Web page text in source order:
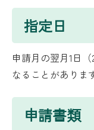
指定日
申請月の翌月1日
なることがありま
申請書類